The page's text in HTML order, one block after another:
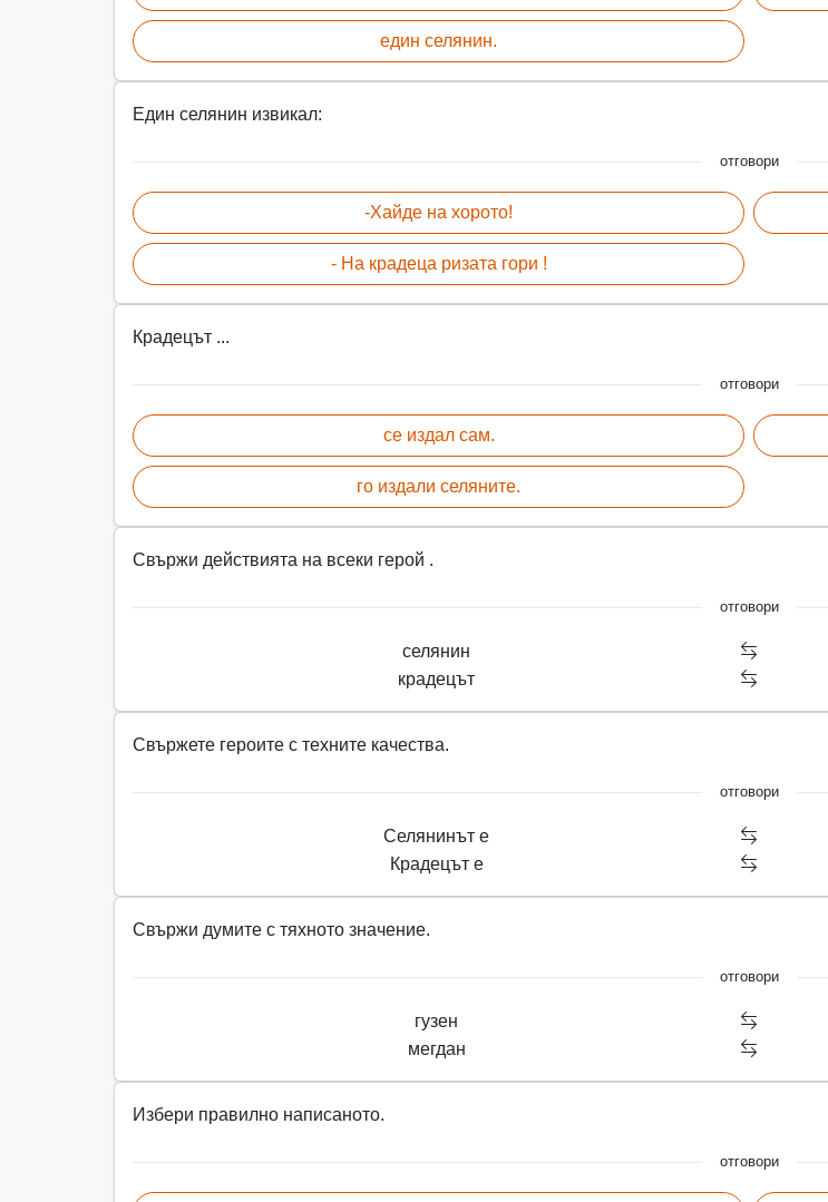
един селянин.
Един селянин извикал:
отговори
-Хайде на хорото!
- На крадеца ризата гори !
Крадецът ...
отговори
се издал сам.
го издали селяните.
Свържи действията на всеки герой .
отговори
селянин
крадецът
Свържете героите с техните качества.
отговори
Селянинът е
Крадецът е
Свържи думите с тяхното значение.
отговори
гузен
мегдан
Избери правилно написаното.
отговори